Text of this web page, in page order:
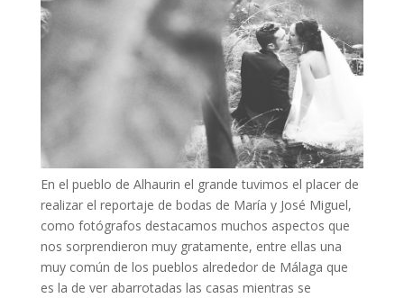
En el pueblo de Alhaurin el grande tuvimos el placer de
realizar el reportaje de bodas de María y José Miguel,
como fotógrafos destacamos muchos aspectos que
nos sorprendieron muy gratamente, entre ellas una
muy común de los pueblos alrededor de Málaga que
es la de ver abarrotadas las casas mientras se